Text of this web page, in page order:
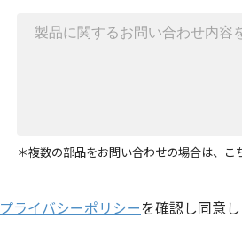
＊複数の部品をお問い合わせの場合は、こ
プライバシーポリシーを確認し同意し